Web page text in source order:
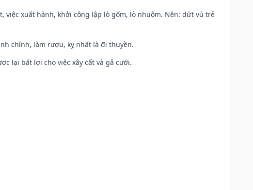
việc xuất hành, khởi công lập lò gốm, lò nhuộm. Nên: dứt vú trẻ
chính, làm rượu, kỵ nhất là đi thuyền.
lại bất lợi cho việc xây cất và gả cưới.